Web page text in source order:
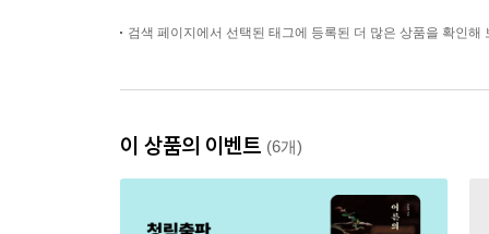
검색 페이지에서 선택된 태그에 등록된 더 많은 상품을 확인해
이 상품의 이벤트 (6개)